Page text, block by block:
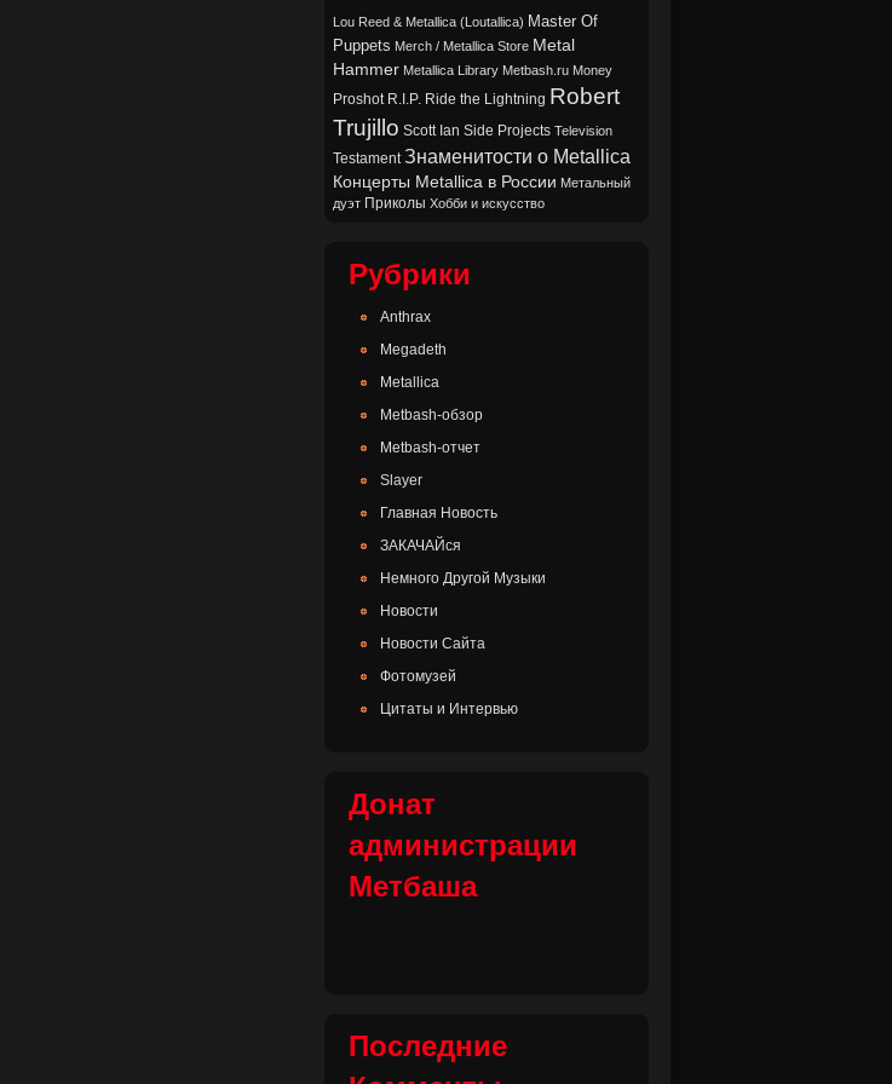
Lou Reed & Metallica (Loutallica) Master Of
Puppets Merch / Metallica Store Metal
Hammer Metallica Library Metbash.ru Money
Proshot R.I.P. Ride the Lightning Robert
Trujillo Scott Ian Side Projects Television
Testament Знаменитости о Metallica
Концерты Metallica в России Метальный
дуэт Приколы Хобби и искусство
Рубрики
Anthrax
Megadeth
Metallica
Metbash-обзор
Metbash-отчет
Slayer
Главная Новость
ЗАКАЧАЙся
Немного Другой Музыки
Новости
Новости Сайта
Фотомузей
Цитаты и Интервью
Донат
администрации
Метбаша
Последние